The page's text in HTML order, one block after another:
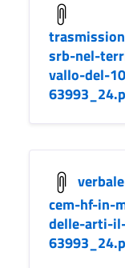
srb-nel-
vallo-del-
cem-hf-in-
delle-arti-